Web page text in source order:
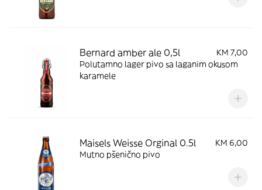
Bernard amber ale 0,5l
KM 7,00
Polutamno lager pivo sa laganim okusom
karamele
Maisels Weisse Orginal 0.5l
KM 6,00
Mutno pšenično pivo